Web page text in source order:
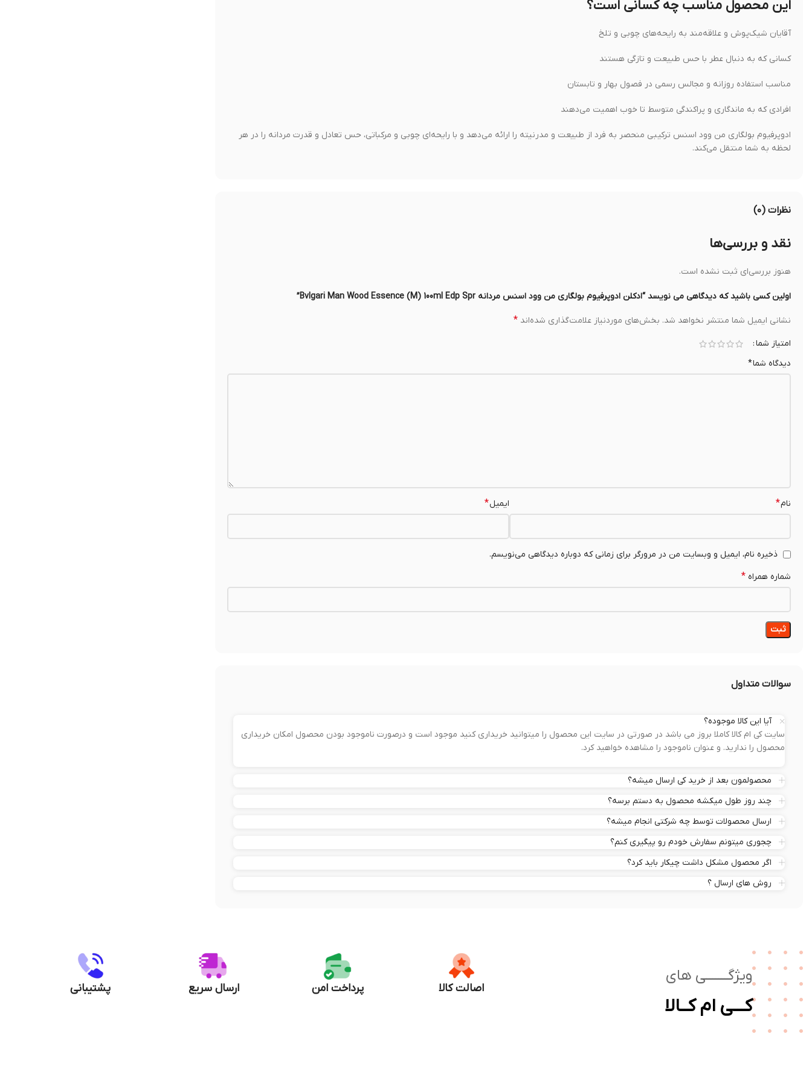
این محصول مناسب چه کسانی است؟
آقایان شیک‌پوش و علاقه‌مند به رایحه‌های چوبی و تلخ
کسانی که به دنبال عطر با حس طبیعت و تازگی هستند
مناسب استفاده روزانه و مجالس رسمی در فصول بهار و تابستان
افرادی که به ماندگاری و پراکندگی متوسط تا خوب اهمیت می‌دهند
ادوپرفیوم بولگاری من وود اسنس ترکیبی منحصر به فرد از طبیعت و مدرنیته را ارائه می‌دهد و با رایحه‌ای چوبی و مرکباتی، حس تعادل و قدرت مردانه را در هر
لحظه به شما منتقل می‌کند.
نظرات (۰)
نقد و بررسی‌ها
هنوز بررسی‌ای ثبت نشده است.
اولین کسی باشید که دیدگاهی می نویسد “ادکلن ادوپرفیوم بولگاری من وود اسنس مردانه Bvlgari Man Wood Essence (M) 100ml Edp Spr”
نشانی ایمیل شما منتشر نخواهد شد. بخش‌های موردنیاز علامت‌گذاری شده‌اند *
امتیاز شما
دیدگاه شما*
نام* ایمیل*
ذخیره نام، ایمیل و وبسایت من در مرورگر برای زمانی که دوباره دیدگاهی می‌نویسم.
شماره همراه *
سوالات متداول
آیا این کالا موجوده؟
سایت کی ام کالا کاملا بروز می باشد در صورتی در سایت این محصول را میتوانید خریداری کنید موجود است و درصورت ناموجود بودن محصول امکان خریداری
محصول را ندارید. و عنوان ناموجود را مشاهده خواهید کرد.
محصولمون بعد از خرید کی ارسال میشه؟
چند روز طول میکشه محصول به دستم برسه؟
ارسال محصولات توسط چه شرکتی انجام میشه؟
چجوری میتونم سفارش خودم رو پیگیری کنم؟
اگر محصول مشکل داشت چیکار باید کرد؟
روش های ارسال ؟
ویژگـــــــی های
کـــی ام کــالا
اصالت کالا پرداخت امن ارسال سریع پشتیبانی